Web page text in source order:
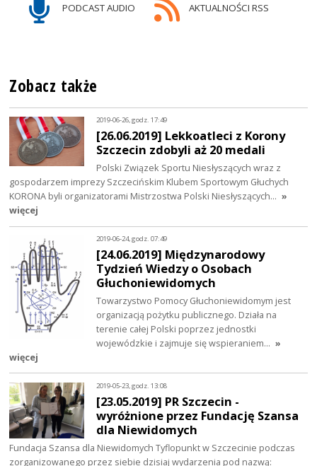
PODCAST AUDIO AKTUALNOŚCI RSS
Zobacz także
2019-06-26, godz. 17:49
[26.06.2019] Lekkoatleci z Korony
Szczecin zdobyli aż 20 medali
Polski Związek Sportu Niesłyszących wraz z
gospodarzem imprezy Szczecińskim Klubem Sportowym Głuchych
KORONA byli organizatorami Mistrzostwa Polski Niesłyszących… »
więcej
2019-06-24, godz. 07:49
[24.06.2019] Międzynarodowy
Tydzień Wiedzy o Osobach
Głuchoniewidomych
Towarzystwo Pomocy Głuchoniewidomym jest
organizacją pożytku publicznego. Działa na
terenie całej Polski poprzez jednostki
wojewódzkie i zajmuje się wspieraniem… »
więcej
2019-05-23, godz. 13:08
[23.05.2019] PR Szczecin -
wyróżnione przez Fundację Szansa
dla Niewidomych
Fundacja Szansa dla Niewidomych Tyflopunkt w Szczecinie podczas
zorganizowanego przez siebie dzisiaj wydarzenia pod nazwą: